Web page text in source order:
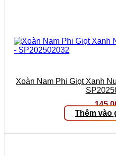
Xoàn Nam Phi Giọt Xanh
Thêm vào